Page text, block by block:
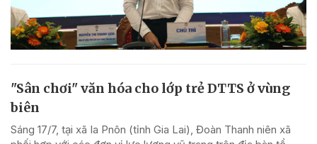
"Sân chơi" văn hóa cho lớp trẻ DTTS ở vùng
biên
Sáng 17/7, tại xã Ia Pnôn (tỉnh Gia Lai), Đoàn Thanh niên xã